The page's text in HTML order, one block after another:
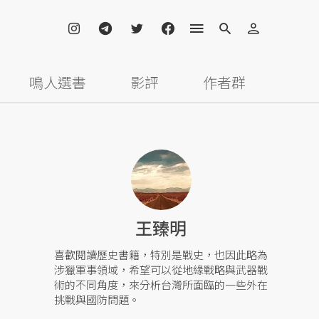
鳴人選書 影評 作者群
王臻明
喜歡閱讀歷史書籍，特別是戰史，也因此略為
涉獵軍事領域，希望可以從地緣戰略與武器戰
術的不同角度，來分析台灣所面臨的一些外在
挑戰與國防問題。